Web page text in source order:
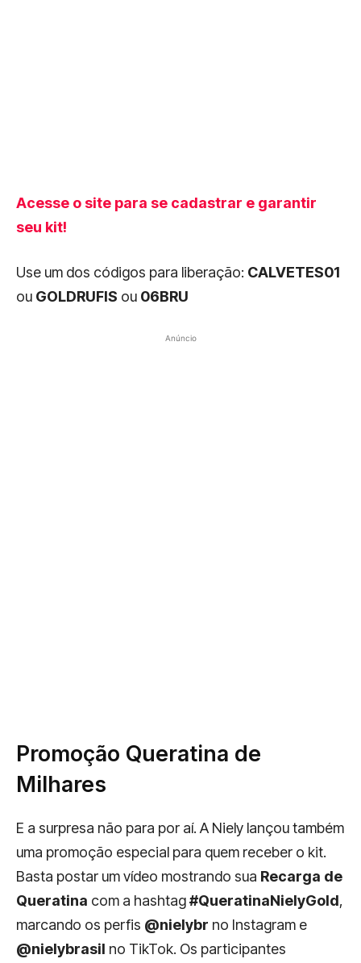
Acesse o site para se cadastrar e garantir
seu kit!
Use um dos códigos para liberação: CALVETES01
ou GOLDRUFIS ou 06BRU
Anúncio
Promoção Queratina de
Milhares
E a surpresa não para por aí. A Niely lançou também
uma promoção especial para quem receber o kit.
Basta postar um vídeo mostrando sua Recarga de
Queratina com a hashtag#QueratinaNielyGold,
marcando os perfis @nielybr no Instagram e
@nielybrasil no TikTok. Os participantes